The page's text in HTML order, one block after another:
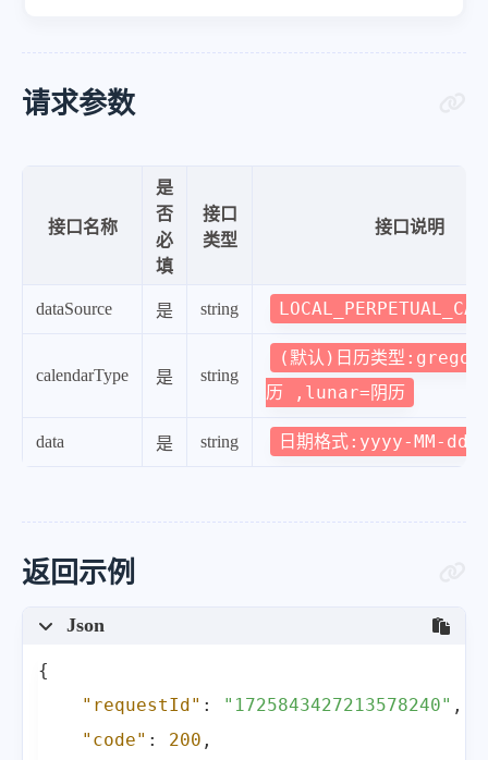
请求参数
接口名称
是
否
必
填
接口
类型
接口说明
dataSource 是 string
calendarType 是 string
(默认)日历类型
历 ,lunar=阴历
data 是 string 日期格式:yyyy-MM-dd
返回示例
Json
{
"requestId" : "1725843427213578240" ,
"code" : 200 ,